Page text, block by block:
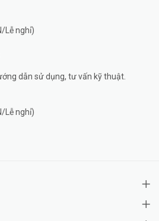
Lễ nghỉ)
dẫn sử dụng, tư vấn kỹ thuật.
Lễ nghỉ)